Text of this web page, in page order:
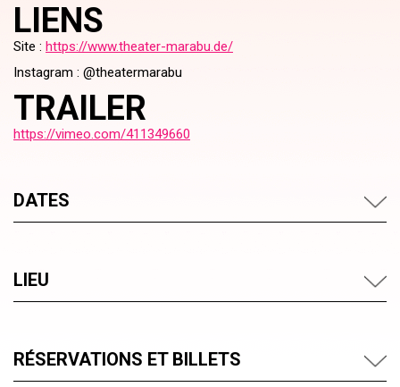
LIENS
Site : https://www.theater-marabu.de/
Instagram : @theatermarabu
TRAILER
https://vimeo.com/411349660
DATES
LIEU
RÉSERVATIONS ET BILLETS